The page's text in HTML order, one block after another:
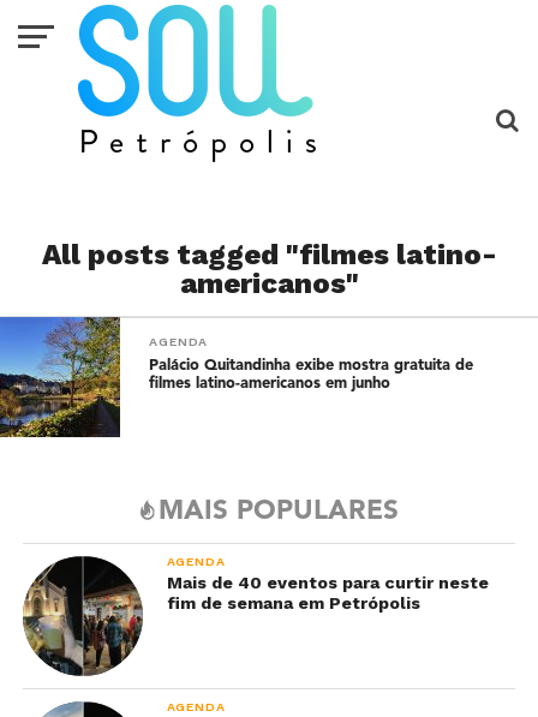
All posts tagged "filmes latino-
americanos"
AGENDA
Palácio Quitandinha exibe mostra gratuita de
filmes latino-americanos em junho
MAIS POPULARES
AGENDA
Mais de 40 eventos para curtir neste
fim de semana em Petrópolis
AGENDA